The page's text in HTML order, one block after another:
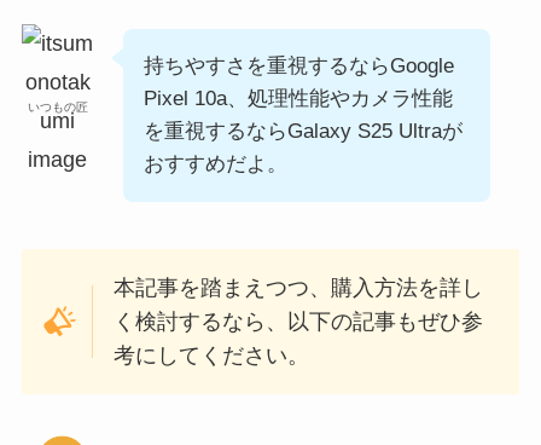
いつもの匠
持ちやすさを重視するならGoogle
Pixel 10a、処理性能やカメラ性能
を重視するならGalaxy S25 Ultraが
おすすめだよ。
本記事を踏まえつつ、購入方法を詳し
く検討するなら、以下の記事もぜひ参
考にしてください。